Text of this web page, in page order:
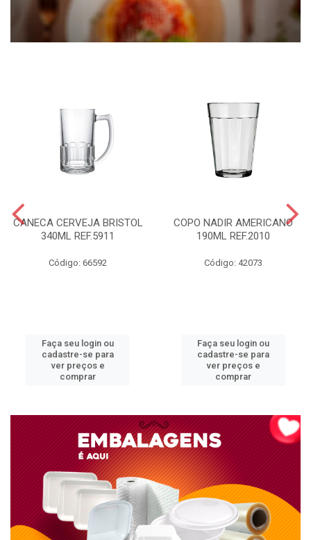
CANECA CERVEJA BRISTOL
340ML REF.5911
Código: 66592
Faça seu login ou
cadastre-se para
ver preços e
comprar
COPO NADIR AMERICANO
190ML REF.2010
Código: 42073
Faça seu login ou
cadastre-se para
ver preços e
comprar